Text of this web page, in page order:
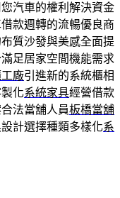
汽車的權利解決資金
款週轉的流暢優良商
質沙發與美感全面提
足居家空間機能需求
廠引進新的系統櫃相
化系統家具經營借款
法當舖人員板橋當舖
計選擇種類多樣化系